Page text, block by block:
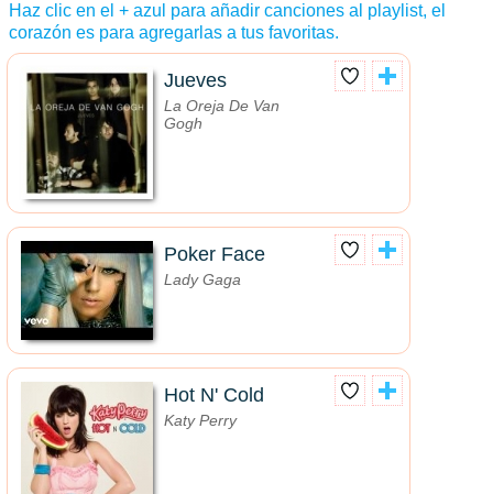
Haz clic en el + azul para añadir canciones al playlist, el
corazón es para agregarlas a tus favoritas.
Jueves
La Oreja De Van
Gogh
Poker Face
Lady Gaga
Hot N' Cold
Katy Perry